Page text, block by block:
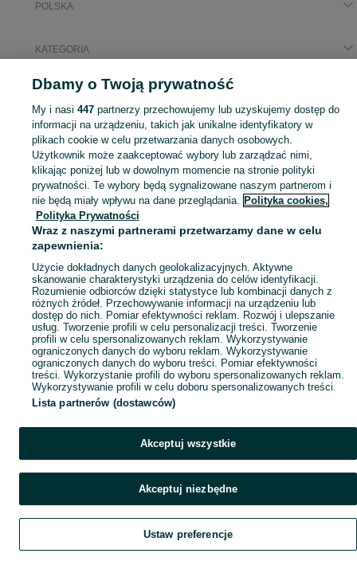
POLSKA
KATEGORIA
Popularne wyszukiwania
emolium belosalic
Sprzedaż dermokosmetyków do twarzy w Polsce ▶️ Produkty do cery wrażliwej ✅ Szeroki wybór w atrakcyjnych cenach ☝ Sprawdź oferty i kupuj tanio na OLX.pl! Zobacz
Mapa kategorii
Mapa miejscowości
Mapa ministron
Szukaj Obserwujesz Dodaj Czat Konto
Dbamy o Twoją prywatność
My i nasi 447partnerzy przechowujemy lub uzyskujemy dostęp do
informacji na urządzeniu, takich jak unikalne identyfikatory w
plikach cookie w celu przetwarzania danych osobowych.
Użytkownik może zaakceptować wybory lub zarządzać nimi,
klikając poniżej lub w dowolnym momencie na stronie polityki
prywatności. Te wybory będą sygnalizowane naszym partnerom i
nie będą miały wpływu na dane przeglądania. Polityka cookies,
Polityka Prywatności
Wraz z naszymi partnerami przetwarzamy dane w celu
zapewnienia:
Użycie dokładnych danych geolokalizacyjnych. Aktywne
skanowanie charakterystyki urządzenia do celów identyfikacji.
Rozumienie odbiorców dzięki statystyce lub kombinacji danych z
różnych źródeł. Przechowywanie informacji na urządzeniu lub
dostęp do nich. Pomiar efektywności reklam. Rozwój i ulepszanie
usług. Tworzenie profili w celu personalizacji treści. Tworzenie
profili w celu spersonalizowanych reklam. Wykorzystywanie
ograniczonych danych do wyboru reklam. Wykorzystywanie
ograniczonych danych do wyboru treści. Pomiar efektywności
treści. Wykorzystanie profili do wyboru spersonalizowanych reklam.
Wykorzystywanie profili w celu doboru spersonalizowanych treści.
Lista partnerów (dostawców)
Akceptuj wszystkie
Akceptuj niezbędne
Ustaw preferencje